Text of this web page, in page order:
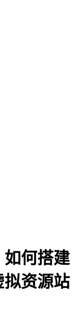
何搭建
拟资源站